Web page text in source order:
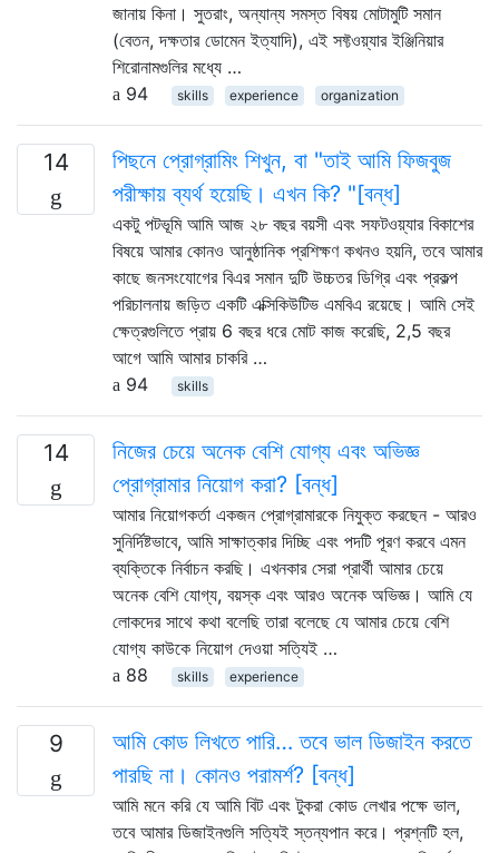
জানায় কিনা। সুতরাং, অন্যান্য সমস্ত বিষয় মোটামুটি সমান
(বেতন, দক্ষতার ডোমেন ইত্যাদি), এই সফ্টওয়্যার ইঞ্জিনিয়ার
শিরোনামগুলির মধ্যে …
94
skills experience organization
14
পিছনে প্রোগ্রামিং শিখুন, বা "তাই আমি ফিজবুজ
পরীক্ষায় ব্যর্থ হয়েছি। এখন কি? "[বন্ধ]
একটু পটভূমি আমি আজ ২৮ বছর বয়সী এবং সফটওয়্যার বিকাশের
বিষয়ে আমার কোনও আনুষ্ঠানিক প্রশিক্ষণ কখনও হয়নি, তবে আমার
কাছে জনসংযোগের বিএর সমান দুটি উচ্চতর ডিগ্রি এবং প্রকল্প
পরিচালনায় জড়িত একটি এক্সিকিউটিভ এমবিএ রয়েছে। আমি সেই
ক্ষেত্রগুলিতে প্রায় 6 বছর ধরে মোট কাজ করেছি, 2,5 বছর
আগে আমি আমার চাকরি …
94
skills
14
নিজের চেয়ে অনেক বেশি যোগ্য এবং অভিজ্ঞ
প্রোগ্রামার নিয়োগ করা? [বন্ধ]
আমার নিয়োগকর্তা একজন প্রোগ্রামারকে নিযুক্ত করছেন - আরও
সুনির্দিষ্টভাবে, আমি সাক্ষাত্কার দিচ্ছি এবং পদটি পূরণ করবে এমন
ব্যক্তিকে নির্বাচন করছি। এখনকার সেরা প্রার্থী আমার চেয়ে
অনেক বেশি যোগ্য, বয়স্ক এবং আরও অনেক অভিজ্ঞ। আমি যে
লোকদের সাথে কথা বলেছি তারা বলেছে যে আমার চেয়ে বেশি
যোগ্য কাউকে নিয়োগ দেওয়া সত্যিই …
88
skills experience
9
আমি কোড লিখতে পারি… তবে ভাল ডিজাইন করতে
পারছি না। কোনও পরামর্শ? [বন্ধ]
আমি মনে করি যে আমি বিট এবং টুকরা কোড লেখার পক্ষে ভাল,
তবে আমার ডিজাইনগুলি সত্যিই স্তন্যপান করে। প্রশ্নটি হল,